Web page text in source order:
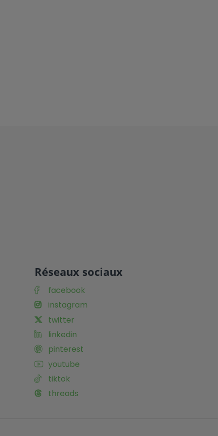
Réseaux sociaux
facebook
instagram
twitter
linkedin
pinterest
youtube
tiktok
threads